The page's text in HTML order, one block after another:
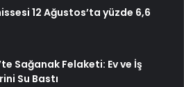
12 Ağustos’ta yüzde 6,6
Sağanak Felaketi: Ev ve İş
Su Bastı